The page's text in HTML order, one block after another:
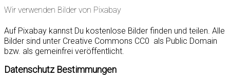
Wir verwenden Bilder von Pixabay
Auf Pixabay kannst Du kostenlose Bilder finden und teilen. Alle
Bilder sind unter Creative Commons CC0 als Public Domain
bzw. als gemeinfrei veröffentlicht.
Datenschutz Bestimmungen